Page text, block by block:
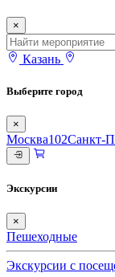
×
Казань
Выберите город
×
Москва102Санкт-
Экскурсии
×
Пешеходные
Экскурсии с